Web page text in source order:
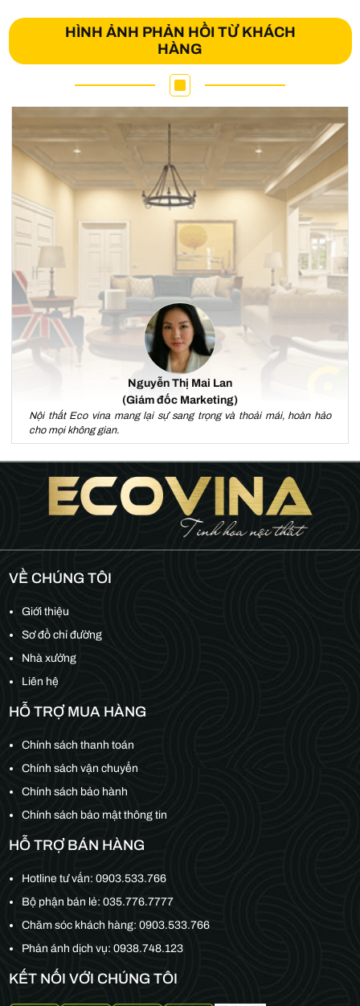
HÌNH ẢNH PHẢN HỒI TỪ KHÁCH
HÀNG
Nguyễn Thị Mai Lan
(Giám đốc Marketing)
Nội thất Eco vina mang lại sự sang trọng và thoải mái, hoàn hảo
cho mọi không gian.
VỀ CHÚNG TÔI
Giới thiệu
Sơ đồ chỉ đường
Nhà xưởng
Liên hệ
HỖ TRỢ MUA HÀNG
Chính sách thanh toán
Chính sách vận chuyển
Chính sách bảo hành
Chính sách bảo mật thông tin
HỖ TRỢ BÁN HÀNG
Hotline tư vấn:0903.533.766
Bộ phận bán lẻ:035.776.7777
Chăm sóc khách hàng:0903.533.766
Phản ánh dịch vụ: 0938.748.123
KẾT NỐI VỚI CHÚNG TÔI